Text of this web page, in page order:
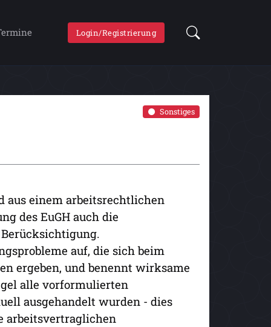
Login/Registrierung
Sonstiges
aus einem arbeitsrechtlichen
des EuGH auch die
auf, die sich beim
ergeben, und benennt wirksame
alle vorformulierten
ausgehandelt wurden - dies
arbeitsvertraglichen